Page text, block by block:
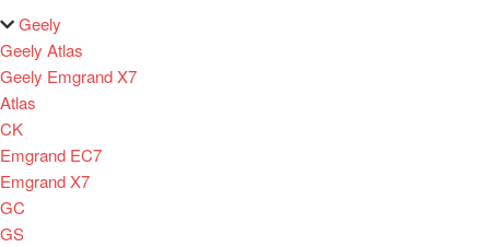
Geely
Geely Atlas
Geely Emgrand X7
Atlas
CK
Emgrand EC7
Emgrand X7
GC
GS